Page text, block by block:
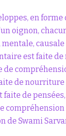
en
oignon,
est faite
de
de
faite de
de Swami